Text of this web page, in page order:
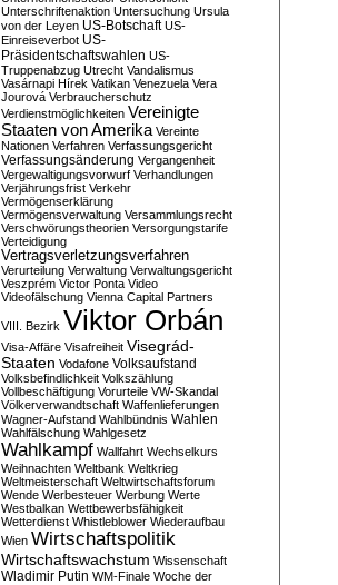
Unterschriftenaktion Untersuchung Ursula
von der Leyen US-Botschaft US-
Einreiseverbot US-
Präsidentschaftswahlen US-
Truppenabzug Utrecht Vandalismus
Vasárnapi Hírek Vatikan Venezuela Vera
Jourová Verbraucherschutz
Verdienstmöglichkeiten Vereinigte
Staaten von Amerika Vereinte
Nationen Verfahren Verfassungsgericht
Verfassungsänderung Vergangenheit
Vergewaltigungsvorwurf Verhandlungen
Verjährungsfrist Verkehr
Vermögenserklärung
Vermögensverwaltung Versammlungsrecht
Verschwörungstheorien Versorgungstarife
Verteidigung
Vertragsverletzungsverfahren
Verurteilung Verwaltung Verwaltungsgericht
Veszprém Victor Ponta Video
Videofälschung Vienna Capital Partners
VIII. Bezirk Viktor Orbán
Visa-Affäre Visafreiheit Visegrád-
Staaten Vodafone Volksaufstand
Volksbefindlichkeit Volkszählung
Vollbeschäftigung Vorurteile VW-Skandal
Völkerverwandtschaft Waffenlieferungen
Wagner-Aufstand Wahlbündnis Wahlen
Wahlfälschung Wahlgesetz
Wahlkampf Wallfahrt Wechselkurs
Weihnachten Weltbank Weltkrieg
Weltmeisterschaft Weltwirtschaftsforum
Wende Werbesteuer Werbung Werte
Westbalkan Wettbewerbsfähigkeit
Wetterdienst Whistleblower Wiederaufbau
Wien Wirtschaftspolitik
Wirtschaftswachstum Wissenschaft
Wladimir Putin WM-Finale Woche der